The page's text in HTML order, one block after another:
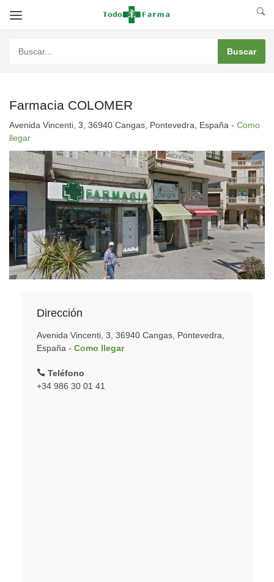
Farmacia COLOMER
Avenida Vincenti, 3, 36940 Cangas, Pontevedra, España - Como
llegar
Dirección
Avenida Vincenti, 3, 36940 Cangas, Pontevedra,
España - Como llegar
Teléfono
+34 986 30 01 41